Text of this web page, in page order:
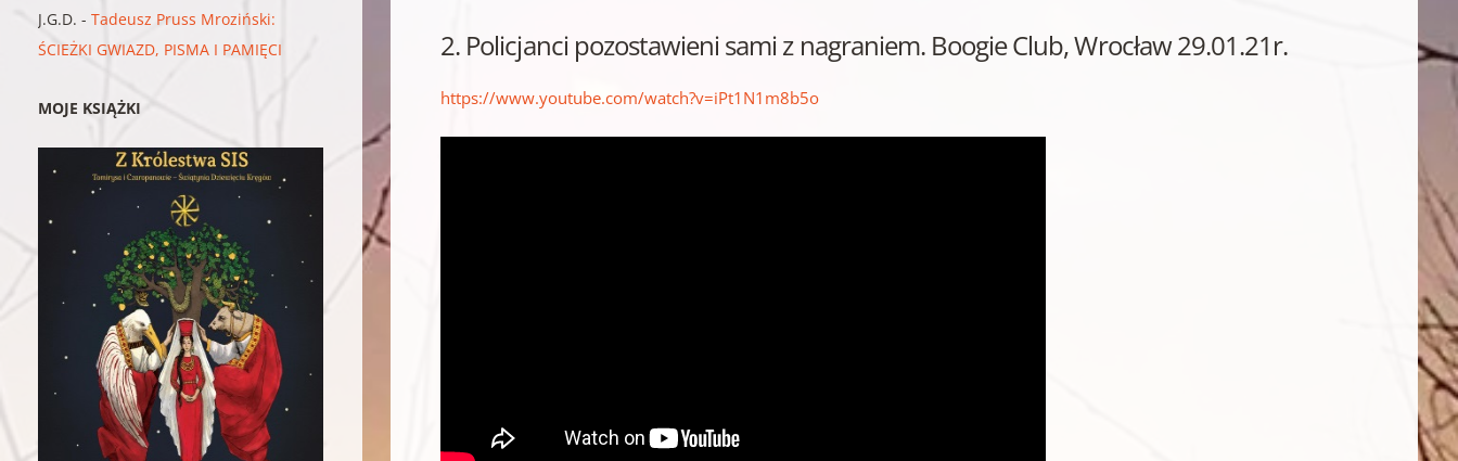
2. Policjanci pozostawieni sami z nagraniem. Boogie Club, Wrocław 29.01.21r.
https://www.youtube.com/watch?v=iPt1N1m8b5o
J.G.D. -Tadeusz Pruss Mroziński:
ŚCIEŻKI GWIAZD, PISMA I PAMIĘCI
MOJE KSIĄŻKI